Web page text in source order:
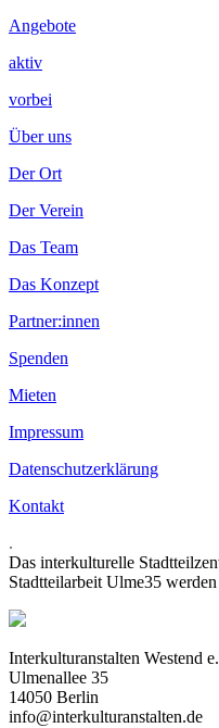
Angebote
aktiv
vorbei
Über uns
Der Ort
Der Verein
Das Team
Das Konzept
Partner:innen
Spenden
Mieten
Impressum
Datenschutzerklärung
Kontakt
.
Das interkulturelle
Stadtteilarbeit Ulme35
Interkulturanstalten Westend
Ulmenallee 35
14050 Berlin
info@interkulturanstalten.de